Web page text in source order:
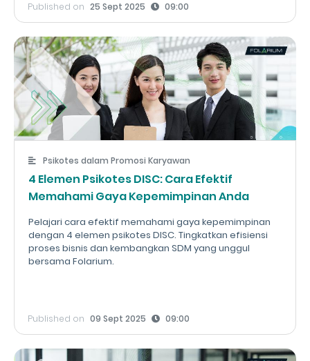
Published on 25 Sept 2025 09:00
Psikotes dalam Promosi Karyawan
4 Elemen Psikotes DISC: Cara Efektif
Memahami Gaya Kepemimpinan Anda
Pelajari cara efektif memahami gaya kepemimpinan
dengan 4 elemen psikotes DISC. Tingkatkan efisiensi
proses bisnis dan kembangkan SDM yang unggul
bersama Folarium.
Published on 09 Sept 2025 09:00